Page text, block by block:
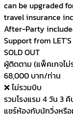
can be upgraded
travel insurance
After-Party
Support from LET'S
SOLD OUT
ผู้ติดตาม (แพ็คเกจไ
68,000 บาท/ท่าน
❌ ไม่รวมบิบ
รวมโรงแรม 4 วัน 3
แชร์ห้องกับนักวิ่งหรื